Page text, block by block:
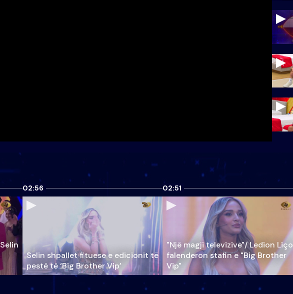
02:56
Selin shpallet fituese e edicionit të
pestë të ‘Big Brother Vip’
02:51
"Një magji televizive"/ Ledion Liço
falenderon stafin e "Big Brother
Vip"